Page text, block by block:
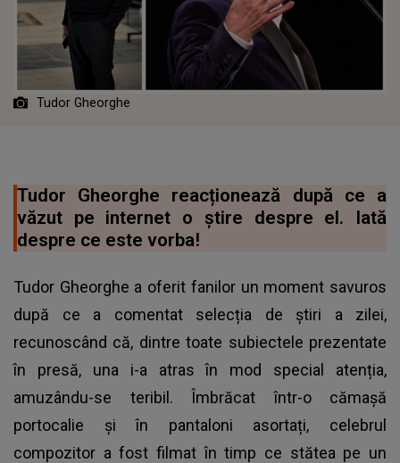
Tudor Gheorghe
Tudor Gheorghe reacționează după ce a
văzut pe internet o știre despre el. Iată
despre ce este vorba!
Tudor Gheorghe a oferit fanilor un moment savuros
după ce a comentat selecția de știri a zilei,
recunoscând că, dintre toate subiectele prezentate
în presă, una i-a atras în mod special atenția,
amuzându-se teribil. Îmbrăcat într-o cămașă
portocalie și în pantaloni asortați, celebrul
compozitor a fost filmat în timp ce stătea pe un